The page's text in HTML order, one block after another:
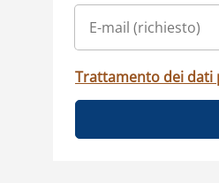
Trattamento dei dati